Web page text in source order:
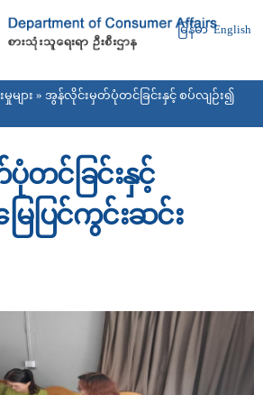
main
content
မြန်မာ English
များ » အွန်လိုင်းမှတ်ပုံတင်ခြင်းနှင့် စပ်လျဉ်း၍
တင်ခြင်းနှင့်
ေပြင်ကွင်းဆင်း